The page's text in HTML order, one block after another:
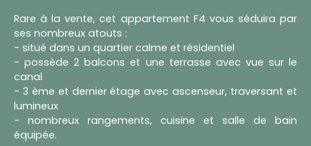
Rare à la vente, cet appartement F4 vous séduira par
ses nombreux atouts :
- situé dans un quartier calme et résidentiel
- possède 2 balcons et une terrasse avec vue sur le
canal
- 3 ème et dernier étage avec ascenseur, traversant et
lumineux
- nombreux rangements, cuisine et salle de bain
équipée.